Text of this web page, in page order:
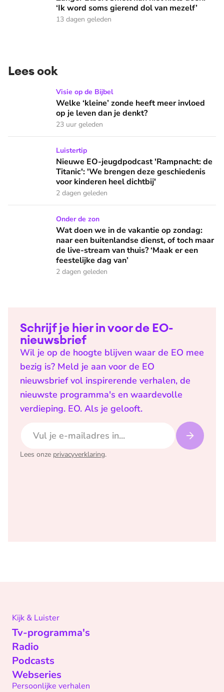
‘Ik word soms gierend dol van mezelf’
13 dagen geleden
Lees ook
Welke ‘kleine’ zonde heeft meer invloed op je leven dan je
Visie op de Bijbel
Welke ‘kleine’ zonde heeft meer invloed
op je leven dan je denkt?
23 uur geleden
Nieuwe EO-jeugdpodcast 'Rampnacht: de Titanic': 'We
Luistertip
Nieuwe EO-jeugdpodcast 'Rampnacht: de
Titanic': 'We brengen deze geschiedenis
voor kinderen heel dichtbij'
2 dagen geleden
Wat doen we in de vakantie op zondag: naar een
Onder de zon
Wat doen we in de vakantie op zondag:
naar een buitenlandse dienst, of toch maar
de live-stream van thuis? ‘Maak er een
feestelijke dag van’
2 dagen geleden
Schrijf je hier in voor de EO-
nieuwsbrief
Wil je op de hoogte blijven waar de EO mee
bezig is? Meld je aan voor de EO
nieuwsbrief vol inspirerende verhalen, de
nieuwste programma's en waardevolle
verdieping. EO. Als je gelooft.
Lees onze privacyverklaring.
Kijk & Luister
Tv-programma's
Radio
Podcasts
Webseries
Persoonlijke verhalen